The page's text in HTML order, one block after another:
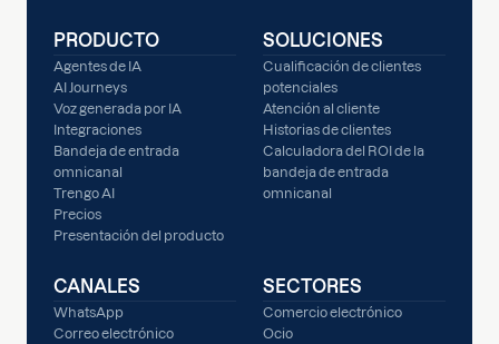
PRODUCTO
Agentes de IA
AI Journeys
Voz generada por IA
Integraciones
Bandeja de entrada
omnicanal
Trengo AI
Precios
Presentación del producto
SOLUCIONES
Cualificación de clientes
potenciales
Atención al cliente
Historias de clientes
Calculadora del ROI de la
bandeja de entrada
omnicanal
CANALES
WhatsApp
Correo electrónico
SECTORES
Comercio electrónico
Ocio